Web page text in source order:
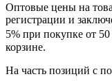
Оптовые цены на
регистрации и
5% при покупке от 50
корзине.
На часть позиций с